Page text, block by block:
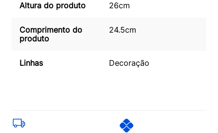
Altura do produto 26cm
Comprimento do
produto
24.5cm
Linhas Decoração